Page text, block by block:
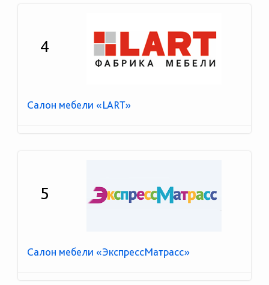
4
Салон мебели «LART»
5
Салон мебели «ЭкспрессМатрасс»